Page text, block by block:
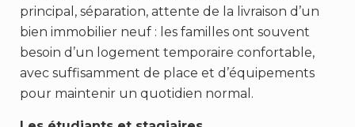
principal, séparation, attente de la livraison d’un
bien immobilier neuf : les familles ont souvent
besoin d’un logement temporaire confortable,
avec suffisamment de place et d’équipements
pour maintenir un quotidien normal.